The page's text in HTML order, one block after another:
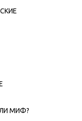
МИФ?